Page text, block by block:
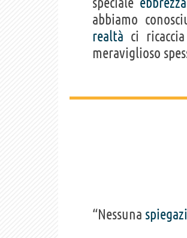
abbiamo
realtà ci
meraviglioso
“Nessuna